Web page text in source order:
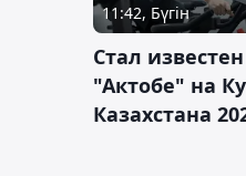
11:42, Бүгін
Стал
"Актобе" на
Казахстана